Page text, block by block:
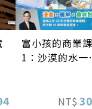
富小孩的商業課
1：沙漠的水一
NT$